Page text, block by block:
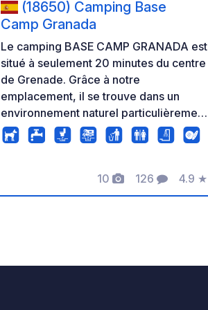
(18650) Camping Base
Camp Granada
Le camping BASE CAMP GRANADA est
situé à seulement 20 minutes du centre
de Grenade. Grâce à notre
emplacement, il se trouve dans un
environnement naturel particulièrement
adapté à tous les amoureux de la
nature, de la paix et du calme. Vues
Idéal pour se détendre et facilement
accessible en voiture ou en transports
10
Photos
126
Commentaires
4.9
Note
★